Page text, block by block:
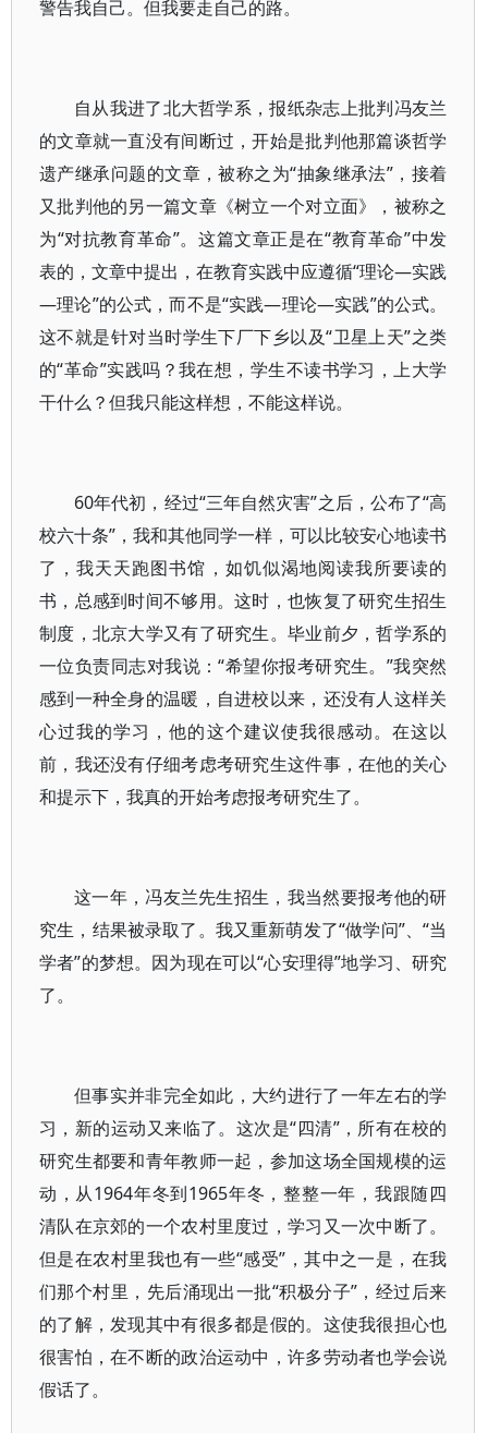
警告我自己。但我要走自己的路。
自从我进了北大哲学系，报纸杂志上批判冯友兰
的文章就一直没有间断过，开始是批判他那篇谈哲学
遗产继承问题的文章，被称之为“抽象继承法”，接着
又批判他的另一篇文章《树立一个对立面》，被称之
为“对抗教育革命”。这篇文章正是在“教育革命”中发
表的，文章中提出，在教育实践中应遵循“理论—实践
—理论”的公式，而不是“实践—理论—实践”的公式。
这不就是针对当时学生下厂下乡以及“卫星上天”之类
的“革命”实践吗？我在想，学生不读书学习，上大学
干什么？但我只能这样想，不能这样说。
60年代初，经过“三年自然灾害”之后，公布了“高
校六十条”，我和其他同学一样，可以比较安心地读书
了，我天天跑图书馆，如饥似渴地阅读我所要读的
书，总感到时间不够用。这时，也恢复了研究生招生
制度，北京大学又有了研究生。毕业前夕，哲学系的
一位负责同志对我说：“希望你报考研究生。”我突然
感到一种全身的温暖，自进校以来，还没有人这样关
心过我的学习，他的这个建议使我很感动。在这以
前，我还没有仔细考虑考研究生这件事，在他的关心
和提示下，我真的开始考虑报考研究生了。
这一年，冯友兰先生招生，我当然要报考他的研
究生，结果被录取了。我又重新萌发了“做学问”、“当
学者”的梦想。因为现在可以“心安理得”地学习、研究
了。
但事实并非完全如此，大约进行了一年左右的学
习，新的运动又来临了。这次是“四清”，所有在校的
研究生都要和青年教师一起，参加这场全国规模的运
动，从1964年冬到1965年冬，整整一年，我跟随四
清队在京郊的一个农村里度过，学习又一次中断了。
但是在农村里我也有一些“感受”，其中之一是，在我
们那个村里，先后涌现出一批“积极分子”，经过后来
的了解，发现其中有很多都是假的。这使我很担心也
很害怕，在不断的政治运动中，许多劳动者也学会说
假话了。